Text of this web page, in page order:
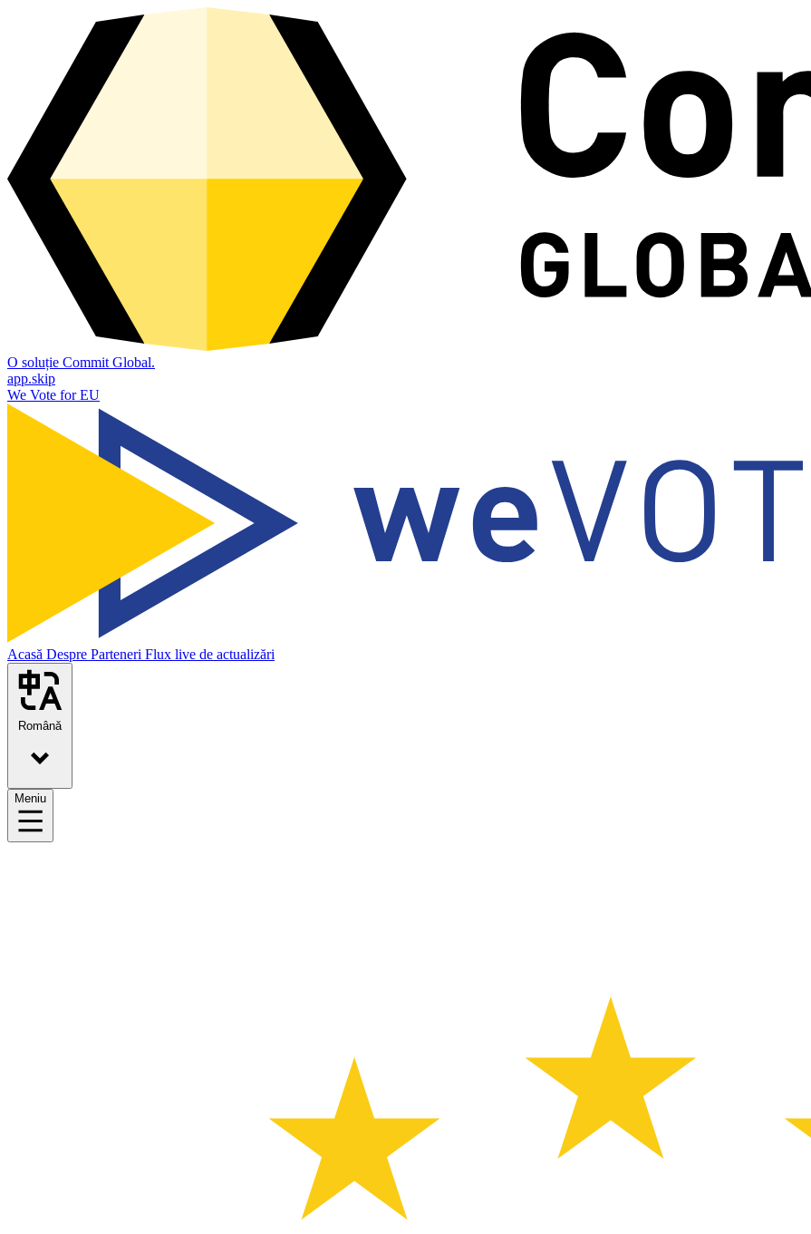
O soluție Commit Global.
app.skip
We Vote for EU
Acasă Despre Parteneri Flux live de actualizări
Română
Meniu